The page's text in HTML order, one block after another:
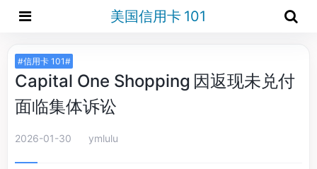
美国信用卡 101
#信用卡 101#
Capital One Shopping 因返现未兑付
面临集体诉讼
2026-01-30 ymlulu